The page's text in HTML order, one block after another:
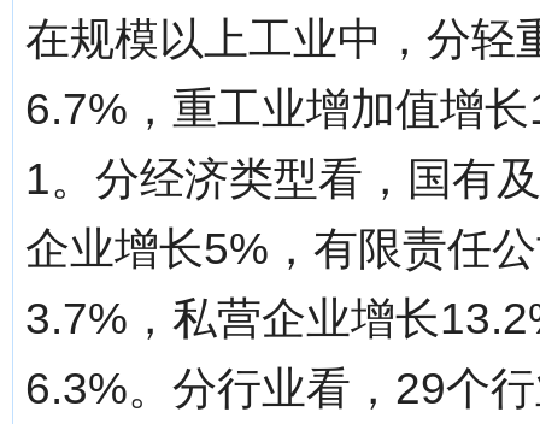
在规模以上工业中，分轻
6.7%，重工业增加值增
1。分经济类型看，国有
企业增长5%，有限责任
3.7%，私营企业增长
6.3%。分行业看，29个